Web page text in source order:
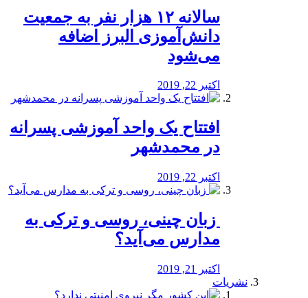
️سالانه ۱۲ هزار نفر به جمعیت
دانش‌آموزی البرز اضافه
می‌شود
اکتبر 22, 2019
افتتاح یک واحد آموزشی پسرانه
در محمدشهر
اکتبر 22, 2019
️ زبان چینی، روسی و ترکی به
مدارس می‌آید؟
اکتبر 21, 2019
نشریات